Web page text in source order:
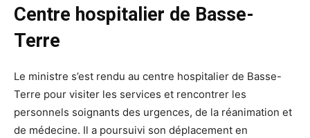
Centre hospitalier de Basse-
Terre
Le ministre s’est rendu au centre hospitalier de Basse-
Terre pour visiter les services et rencontrer les
personnels soignants des urgences, de la réanimation et
de médecine. Il a poursuivi son déplacement en